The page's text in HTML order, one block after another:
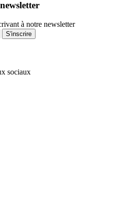
à notre newsletter
S'inscrire
sociaux